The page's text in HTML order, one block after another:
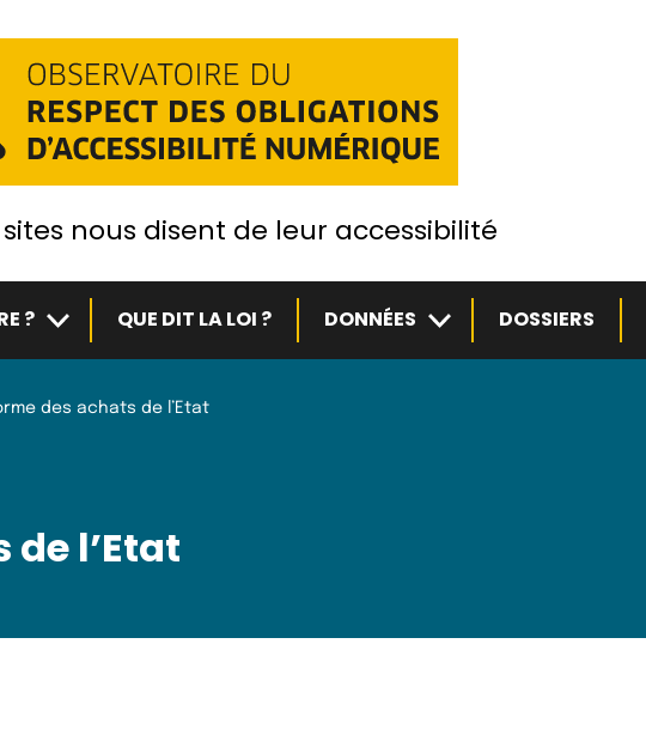
nous disent de leur accessibilité
? Sous-menuQUE DIT LA LOI ? DONNÉES Sous-menuDOSSIERS
des achats de l’Etat
l’Etat